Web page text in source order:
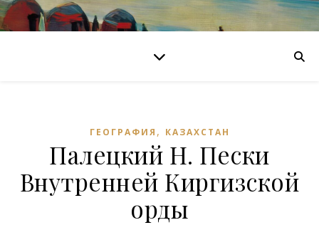
ГЕОГРАФИЯ , КАЗАХСТАН
Палецкий Н. Пески
Внутренней Киргизской
орды